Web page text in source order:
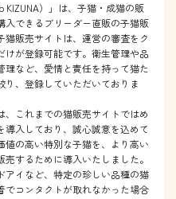
KIZUNA）」は、子猫・成猫の販
入できるブリーダー直販の子猫販
販売サイトは、運営の審査をク
けが登録可能です。衛生管理や品
など、愛情と責任を持って猫た
、登録していただいておりま
これまでの猫販売サイトではめ
入しており、誠心誠意を込めて
の高い特別な子猫を、より高い
するために導入いたしました。
アイなど、特定の珍しい品種の猫
でコンタクトが取れなかった場合